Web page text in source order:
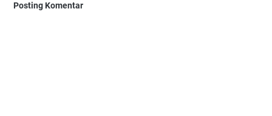
Posting Komentar